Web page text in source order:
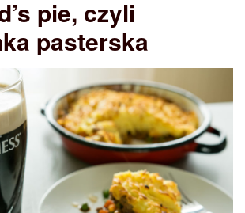
pie, czyli
pasterska